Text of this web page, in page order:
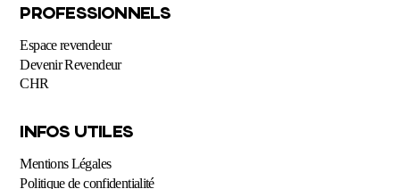
PROFESSIONNELS
Espace revendeur
Devenir Revendeur
CHR
INFOS UTILES
Mentions Légales
Politique de confidentialité